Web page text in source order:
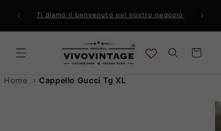
direttamente
ai contenuti
a 99€ Ti diamo il benvenuto nel nostro negozio
Carrello
Home › Cappello Gucci Tg XL